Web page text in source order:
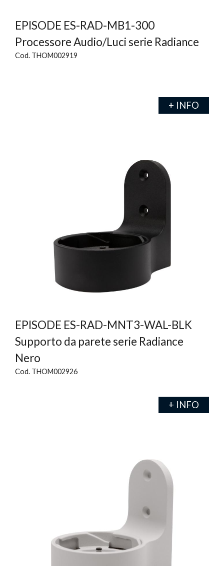
EPISODE ES-RAD-MB1-300
Processore Audio/Luci serie Radiance
Cod. THOM002919
+ INFO
EPISODE ES-RAD-MNT3-WAL-BLK
Supporto da parete serie Radiance
Nero
Cod. THOM002926
+ INFO